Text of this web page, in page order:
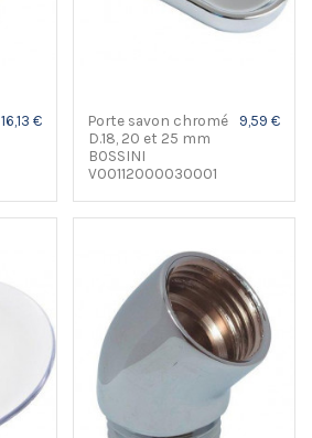
16,13 €
Porte savon chromé
D.18, 20 et 25 mm
BOSSINI
V00112000030001
9,59 €